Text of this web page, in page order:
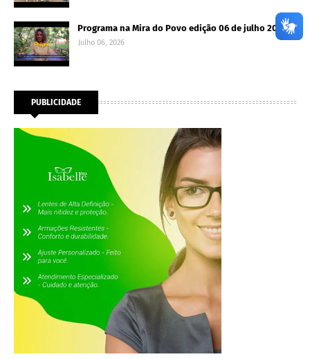
Programa na Mira do Povo edição 06 de julho 2026
Julho 06, 2026
PUBLICIDADE